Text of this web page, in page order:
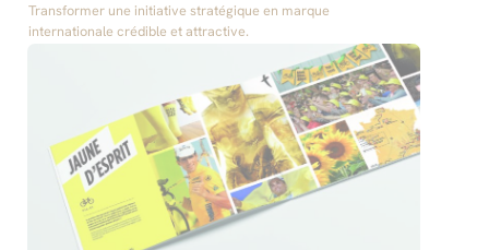
Transformer une initiative stratégique en marque
internationale crédible et attractive.